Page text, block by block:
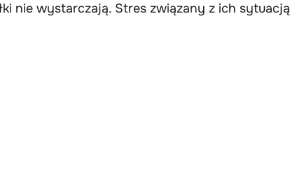
nie wystarczają. Stres związany z ich sytuacją